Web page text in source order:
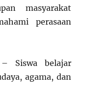
masyarakat
perasaan
Siswa belajar
agama, dan